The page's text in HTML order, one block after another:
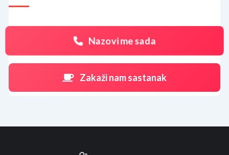
Nazovi me sada
Zakaži nam sastanak